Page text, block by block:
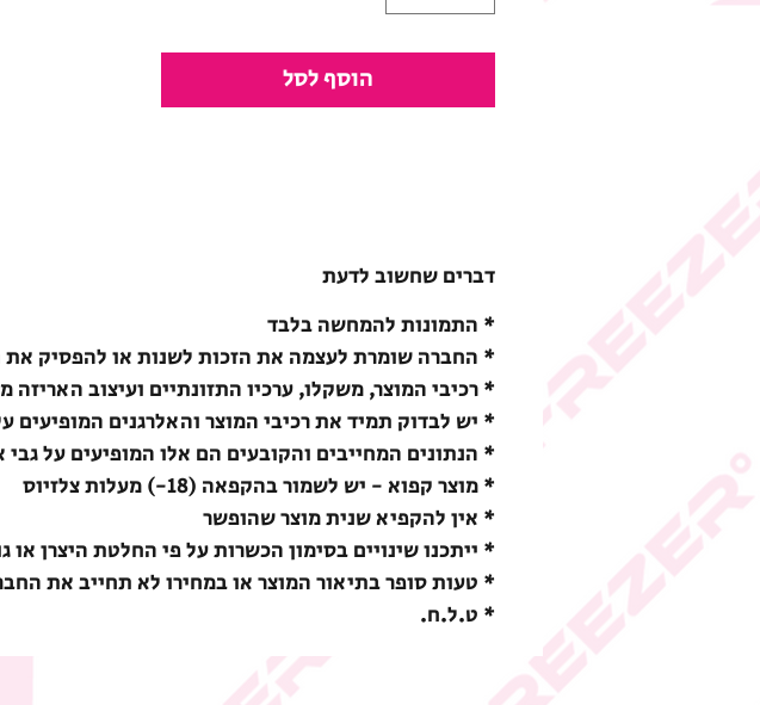
הוסף לסל
דברים שחשוב לדעת
* התמונות להמחשה בלבד
* החברה שומרת לעצמה את הזכות לשנות או להפסיק
* רכיבי המוצר, משקלו, ערכיו התזונתיים ועיצוב
* יש לבדוק תמיד את רכיבי המוצר והאלרגנים המופיעים
* הנתונים המחייבים והקובעים הם אלו המופיעים על גבי
* מוצר קפוא - יש לשמור בהקפאה (18-) מעלות צלזיוס
* אין להקפיא שנית מוצר שהופשר
* ייתכנו שינויים בסימון הכשרות על פי החלטת היצרן
* טעות סופר בתיאור המוצר או במחירו לא תחייב את
* ט.ל.ח.